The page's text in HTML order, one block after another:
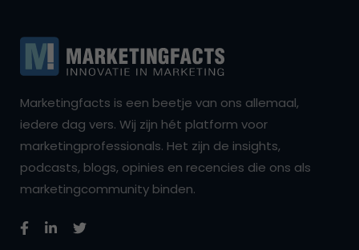
Marketingfacts is een beetje van ons allemaal,
iedere dag vers. Wij zijn hét platform voor
marketingprofessionals. Het zijn de insights,
podcasts, blogs, opinies en recencies die ons als
marketingcommunity binden.